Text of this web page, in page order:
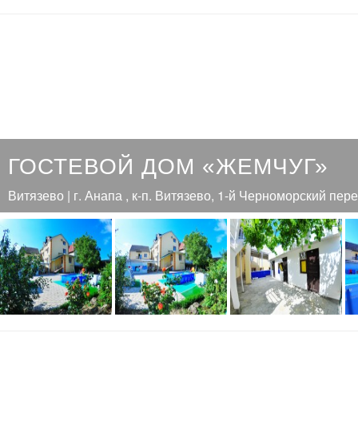
ГОСТЕВОЙ ДОМ «ЖЕМЧУГ»
Витязево | г. Анапа , к-п. Витязево, 1-й Черноморский